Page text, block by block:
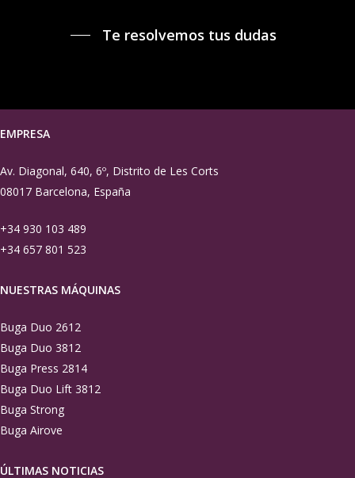
Te resolvemos tus dudas
EMPRESA
Av. Diagonal, 640, 6º, Distrito de Les Corts
08017 Barcelona, España
+34 930 103 489
+34 657 801 523
NUESTRAS MÁQUINAS
Buga Duo 2612
Buga Duo 3812
Buga Press 2814
Buga Duo Lift 3812
Buga Strong
Buga Airove
ÚLTIMAS NOTICIAS